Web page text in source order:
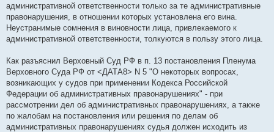
административной ответственности только за те административные
правонарушения, в отношении которых установлена его вина.
Неустранимые сомнения в виновности лица, привлекаемого к
административной ответственности, толкуются в пользу этого лица.
Как разъяснил Верховный Суд РФ в п. 13 постановления Пленума
Верховного Суда РФ от <ДАТА8> N 5 "О некоторых вопросах,
возникающих у судов при применении Кодекса Российской
Федерации об административных правонарушениях" - при
рассмотрении дел об административных правонарушениях, а также
по жалобам на постановления или решения по делам об
административных правонарушениях судья должен исходить из